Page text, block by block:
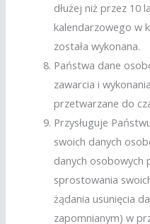
dłużej niż przez 10
kalendarzowego w
została wykonana.
Państwa dane
zawarcia i
przetwarzane do
Przysługuje
swoich danych
danych osobowych
sprostowania
żądania usunięcia
zapomnianym) w